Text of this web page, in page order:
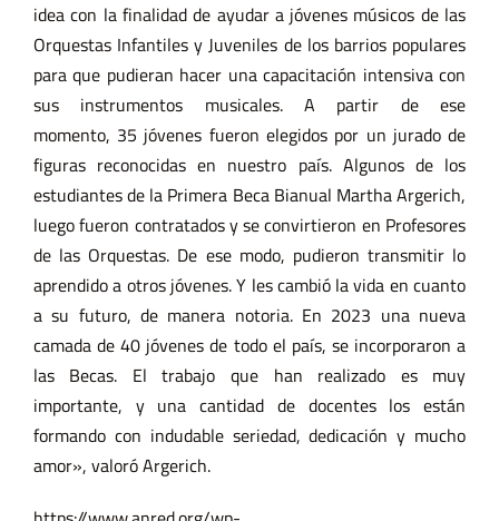
idea con la finalidad de ayudar a jóvenes músicos de las
Orquestas Infantiles y Juveniles de los barrios populares
para que pudieran hacer una capacitación intensiva con
sus instrumentos musicales. A partir de ese
momento, 35 jóvenes fueron elegidos por un jurado de
figuras reconocidas en nuestro país. Algunos de los
estudiantes de la Primera Beca Bianual Martha Argerich,
luego fueron contratados y se convirtieron en Profesores
de las Orquestas. De ese modo, pudieron transmitir lo
aprendido a otros jóvenes. Y les cambió la vida en cuanto
a su futuro, de manera notoria. En 2023 una nueva
camada de 40 jóvenes de todo el país, se incorporaron a
las Becas. El trabajo que han realizado es muy
importante, y una cantidad de docentes los están
formando con indudable seriedad, dedicación y mucho
amor», valoró Argerich.